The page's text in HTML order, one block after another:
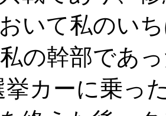
いて私のい
の幹部であ
カーに乗っ